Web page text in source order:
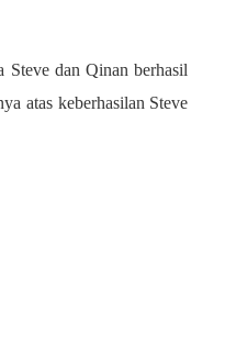
dan Qinan berhasil
atas keberhasilan Steve